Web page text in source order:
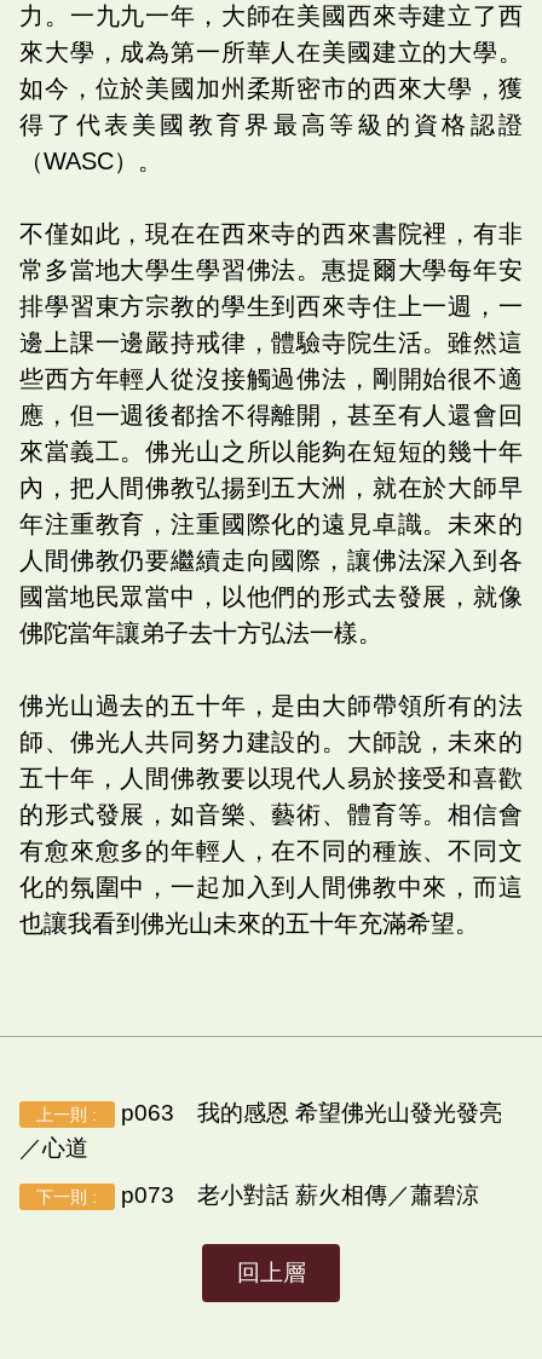
力。一九九一年，大師在美國西來寺建立了西
來大學，成為第一所華人在美國建立的大學。
如今，位於美國加州柔斯密市的西來大學，獲
得了代表美國教育界最高等級的資格認證
（WASC）。
不僅如此，現在在西來寺的西來書院裡，有非
常多當地大學生學習佛法。惠提爾大學每年安
排學習東方宗教的學生到西來寺住上一週，一
邊上課一邊嚴持戒律，體驗寺院生活。雖然這
些西方年輕人從沒接觸過佛法，剛開始很不適
應，但一週後都捨不得離開，甚至有人還會回
來當義工。佛光山之所以能夠在短短的幾十年
內，把人間佛教弘揚到五大洲，就在於大師早
年注重教育，注重國際化的遠見卓識。未來的
人間佛教仍要繼續走向國際，讓佛法深入到各
國當地民眾當中，以他們的形式去發展，就像
佛陀當年讓弟子去十方弘法一樣。
佛光山過去的五十年，是由大師帶領所有的法
師、佛光人共同努力建設的。大師說，未來的
五十年，人間佛教要以現代人易於接受和喜歡
的形式發展，如音樂、藝術、體育等。相信會
有愈來愈多的年輕人，在不同的種族、不同文
化的氛圍中，一起加入到人間佛教中來，而這
也讓我看到佛光山未來的五十年充滿希望。
上一則 :
p063 我的感恩 希望佛光山發光發亮
／心道
下一則 : p073 老小對話 薪火相傳／蕭碧涼
回上層